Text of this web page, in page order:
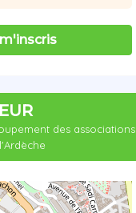
des associations